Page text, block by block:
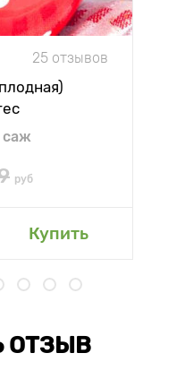
25 отзывов
саж
руб
Купить
ОТЗЫВ